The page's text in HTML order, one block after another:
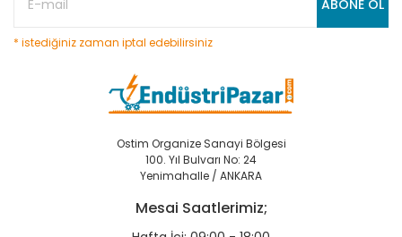
ABONE OL
* istediğiniz zaman iptal edebilirsiniz
Ostim Organize Sanayi Bölgesi
100. Yıl Bulvarı No: 24
Yenimahalle / ANKARA
Mesai Saatlerimiz;